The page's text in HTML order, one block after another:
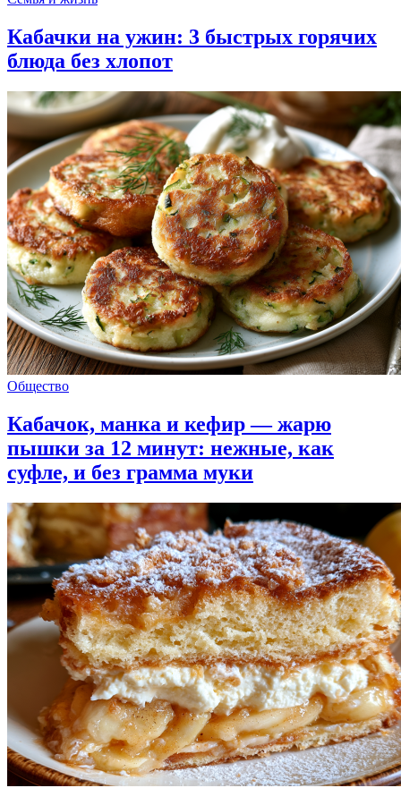
Кабачки на ужин: 3 быстрых горячих
блюда без хлопот
Общество
Кабачок, манка и кефир — жарю
пышки за 12 минут: нежные, как
суфле, и без грамма муки